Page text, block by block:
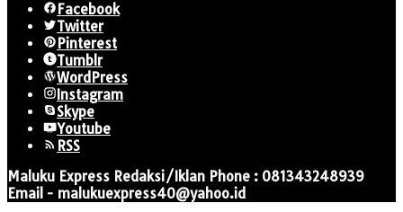
Facebook
Twitter
Pinterest
Tumblr
WordPress
Instagram
Skype
Youtube
RSS
Maluku Express Redaksi/Iklan Phone : 081343248939
Email - malukuexpress40@yahoo.id